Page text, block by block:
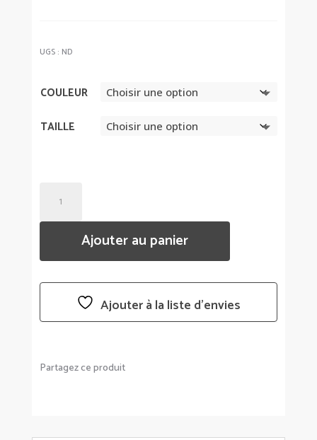
UGS : ND
COULEUR
TAILLE
HOUSSE
COUSSIN
FIGARI
HAOMY
Ajouter au panier
Ajouter à la liste d’envies
Partagez ce produit